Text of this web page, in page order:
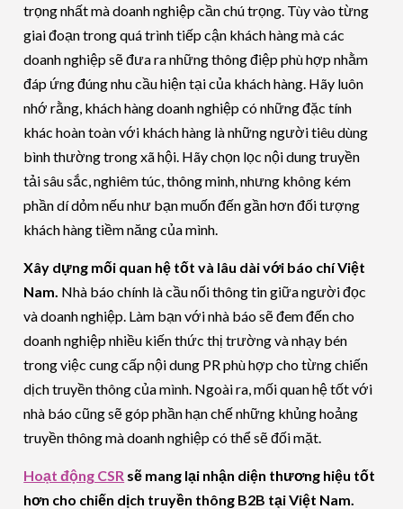
trọng nhất mà doanh nghiệp cần chú trọng. Tùy vào từng
giai đoạn trong quá trình tiếp cận khách hàng mà các
doanh nghiệp sẽ đưa ra những thông điệp phù hợp nhằm
đáp ứng đúng nhu cầu hiện tại của khách hàng. Hãy luôn
nhớ rằng, khách hàng doanh nghiệp có những đặc tính
khác hoàn toàn với khách hàng là những người tiêu dùng
bình thường trong xã hội. Hãy chọn lọc nội dung truyền
tải sâu sắc, nghiêm túc, thông minh, nhưng không kém
phần dí dỏm nếu như bạn muốn đến gần hơn đối tượng
khách hàng tiềm năng của mình.
Xây dựng mối quan hệ tốt và lâu dài với báo chí Việt
Nam. Nhà báo chính là cầu nối thông tin giữa người đọc
và doanh nghiệp. Làm bạn với nhà báo sẽ đem đến cho
doanh nghiệp nhiều kiến thức thị trường và nhạy bén
trong việc cung cấp nội dung PR phù hợp cho từng chiến
dịch truyền thông của mình. Ngoài ra, mối quan hệ tốt với
nhà báo cũng sẽ góp phần hạn chế những khủng hoảng
truyền thông mà doanh nghiệp có thể sẽ đối mặt.
Hoạt động CSR sẽ mang lại nhận diện thương hiệu tốt
hơn cho chiến dịch truyền thông B2B tại Việt Nam.